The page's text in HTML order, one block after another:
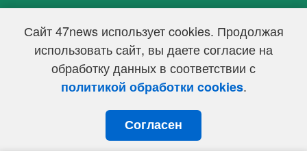
Сайт 47news использует cookies. Продолжая
использовать сайт, вы даете согласие на
обработку данных в соответствии с
политикой обработки cookies.
Согласен
47 новостей (47 news)2005 — 2026 г.
Свидетельство о регистрации СМИ Эл № ФС 77-39848, выдано
Федеральной службой по надзору в сфере связи,
информационных технологий и массовых коммуникаций